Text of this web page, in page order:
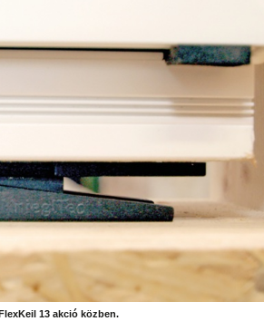
FlexKeil 13 akció közben.